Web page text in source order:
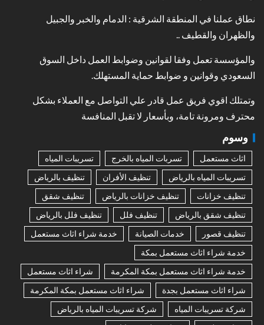
نطاق عملنا في المنطقة الشرقية : الدمام والخبر والجبيل
والظهران والقطيف ..
والمؤسسة تعمل وفقا لقوانين وضوابط العمل داخل السوق
السعودي وقوانين و ضوابط حماية المستهلك.
وتمتلك اقوي فريق عمل قادر علي التواصل مع العملاء بشكل
محترف ومرونة تامة، وبأسعار لا تقبل المنافسة
وسوم
اثاث مستعمل تسربات المياه بالخرج
تسريبات المياه
تسريبات المياه بالرياض
تنظيف الأفران
تنظيف بالرياض
تنظيف خزانات
تنظيف خزانات بالرياض
تنظيف شقق
تنظيف شقق بالرياض
تنظيف فلل
تنظيف فلل بالرياض
تنظيف قصور
خدمات الصيانة
خدمة شراء اثاث مستعمل
خدمة شراء اثاث مستعمل بمكة
خدمة شراء اثاث مستعمل بمكة المكرمة
شراء اثاث مستعمل
شراء اثاث مستعمل بجدة
شراء اثاث مستعمل بمكة المكرمة
شركة تسريبات المياه
شركة تسريبات المياه بالرياض